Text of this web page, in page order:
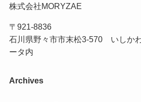
株式会社MORYZAE
〒921-8836
石川県野々市市末松3-570 いしか
ータ内
Archives